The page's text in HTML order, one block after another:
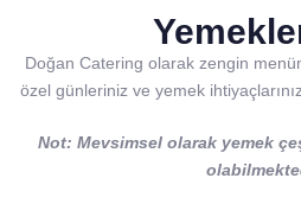
Doğan Catering olarak zengin
özel günleriniz ve yemek
Not: Mevsimsel olarak yemek